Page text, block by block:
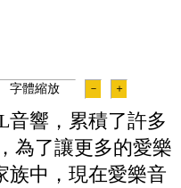
字體縮放 － ＋
音響，累積了許多
為了讓更多的愛樂
族中，現在愛樂音